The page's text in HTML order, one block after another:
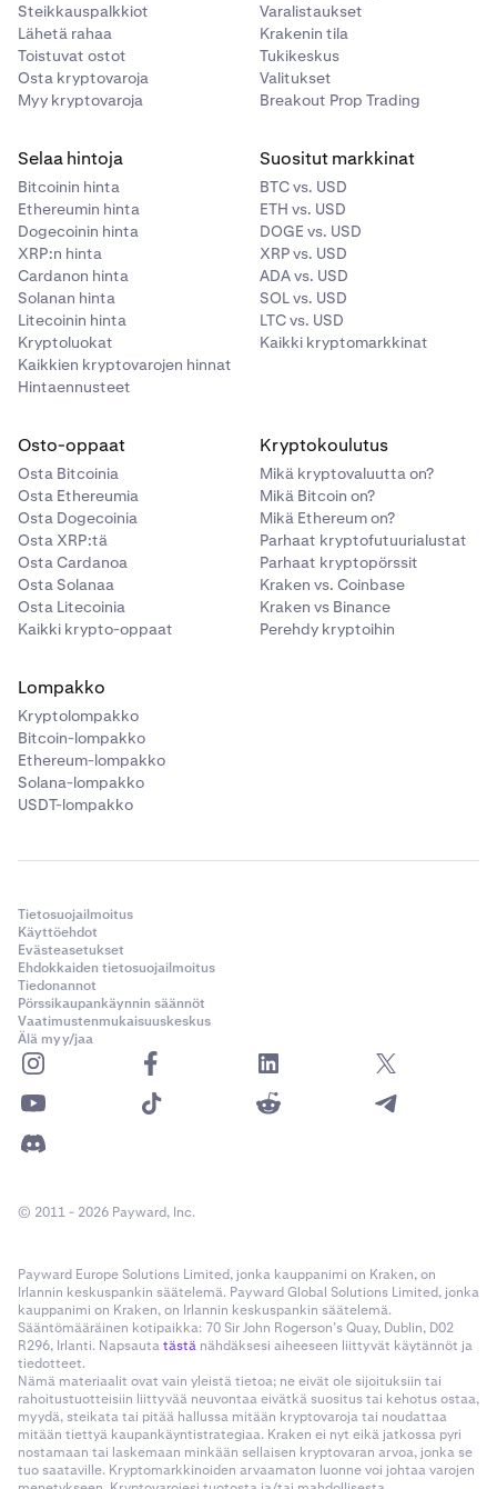
Steikkauspalkkiot
Lähetä rahaa
Toistuvat ostot
Osta kryptovaroja
Myy kryptovaroja
Varalistaukset
Krakenin tila
Tukikeskus
Valitukset
Breakout Prop Trading
Selaa hintoja
Bitcoinin hinta
Ethereumin hinta
Dogecoinin hinta
XRP:n hinta
Cardanon hinta
Solanan hinta
Litecoinin hinta
Kryptoluokat
Kaikkien kryptovarojen hinnat
Hintaennusteet
Suositut markkinat
BTC vs. USD
ETH vs. USD
DOGE vs. USD
XRP vs. USD
ADA vs. USD
SOL vs. USD
LTC vs. USD
Kaikki kryptomarkkinat
Osto-oppaat
Osta Bitcoinia
Osta Ethereumia
Osta Dogecoinia
Osta XRP:tä
Osta Cardanoa
Osta Solanaa
Osta Litecoinia
Kaikki krypto-oppaat
Kryptokoulutus
Mikä kryptovaluutta on?
Mikä Bitcoin on?
Mikä Ethereum on?
Parhaat kryptofutuurialustat
Parhaat kryptopörssit
Kraken vs. Coinbase
Kraken vs Binance
Perehdy kryptoihin
Lompakko
Kryptolompakko
Bitcoin-lompakko
Ethereum-lompakko
Solana-lompakko
USDT-lompakko
Tietosuojailmoitus
Käyttöehdot
Evästeasetukset
Ehdokkaiden tietosuojailmoitus
Tiedonannot
Pörssikaupankäynnin säännöt
Vaatimustenmukaisuuskeskus
Älä myy/jaa
© 2011 - 2026 Payward, Inc.
Payward Europe Solutions Limited, jonka kauppanimi on Kraken, on
Irlannin keskuspankin säätelemä. Payward Global Solutions Limited, jonka
kauppanimi on Kraken, on Irlannin keskuspankin säätelemä.
Sääntömääräinen kotipaikka: 70 Sir John Rogerson’s Quay, Dublin, D02
R296, Irlanti. Napsautatästä nähdäksesi aiheeseen liittyvät käytännöt ja
tiedotteet.
Nämä materiaalit ovat vain yleistä tietoa; ne eivät ole sijoituksiin tai
rahoitustuotteisiin liittyvää neuvontaa eivätkä suositus tai kehotus ostaa,
myydä, steikata tai pitää hallussa mitään kryptovaroja tai noudattaa
mitään tiettyä kaupankäyntistrategiaa. Kraken ei nyt eikä jatkossa pyri
nostamaan tai laskemaan minkään sellaisen kryptovaran arvoa, jonka se
tuo saataville. Kryptomarkkinoiden arvaamaton luonne voi johtaa varojen